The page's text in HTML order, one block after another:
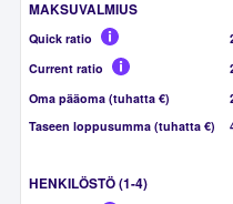
MAKSUVALMIUS
Quick ratio
Current ratio
Oma pääoma (tuhatta €)
Taseen loppusumma (tuhatta €)
HENKILÖSTÖ (1-4)